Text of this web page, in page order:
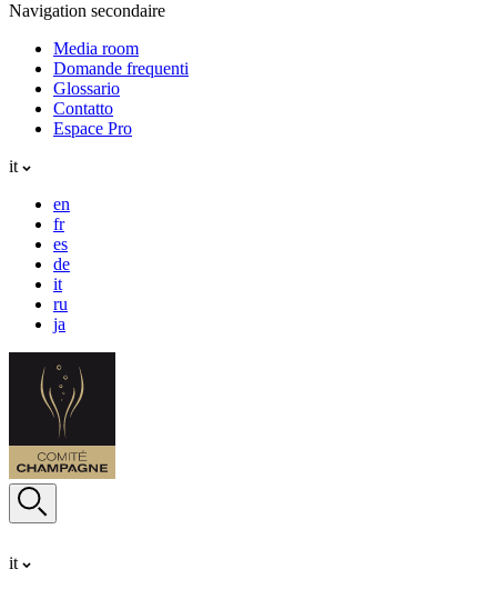
Navigation secondaire
Media room
Domande frequenti
Glossario
Contatto
Espace Pro
it
en
fr
es
de
it
ru
ja
it